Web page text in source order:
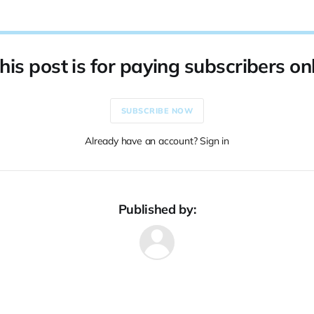
post is for paying subscribers
SUBSCRIBE NOW
Already have an account? Sign in
Published by: